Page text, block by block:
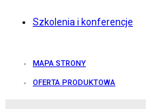
Szkolenia i konferencje
MAPA STRONY
OFERTA PRODUKTOWA